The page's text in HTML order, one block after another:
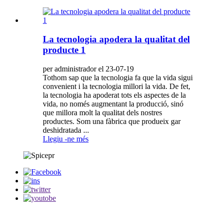
La tecnologia apodera la qualitat del
producte 1
per administrador el 23-07-19
Tothom sap que la tecnologia fa que la vida sigui
convenient i la tecnologia millori la vida. De fet,
la tecnologia ha apoderat tots els aspectes de la
vida, no només augmentant la producció, sinó
que millora molt la qualitat dels nostres
productes. Som una fàbrica que produeix gar
deshidratada ...
Llegiu -ne més